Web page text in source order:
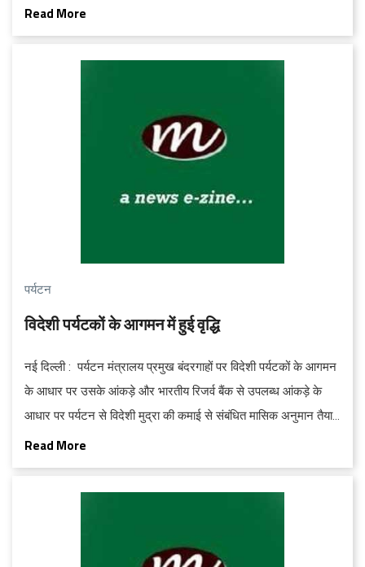
दुर्घटनाओं में होने वाली मौतों में 50 प्रतिशत की कमी लाने का लक्ष्‍य निर्धारित
किया है।
Read More
पर्यटन
वि‍देशी पर्यटकों के आगमन में हुई वृद्धि
नई दिल्ली : पर्यटन मंत्रालय प्रमुख बंदरगाहों पर वि‍देशी पर्यटकों के आगमन
के आधार पर उसके आंकड़े और भारतीय रि‍जर्व बैंक से उपलब्‍ध आंकड़े के
आधार पर पर्यटन से वि‍देशी मुद्रा की कमाई से संबंधि‍त मासि‍क अनुमान तैयार
करता है। मार्च 2013 में 6.69 लाख वि‍देशी पर्यटकों का आगमन हुआ जो मार्च
2013 के 6.40 लाख पर्यटकों की तुलना में 4.5 प्रति‍शत अधि‍क है।
Read More